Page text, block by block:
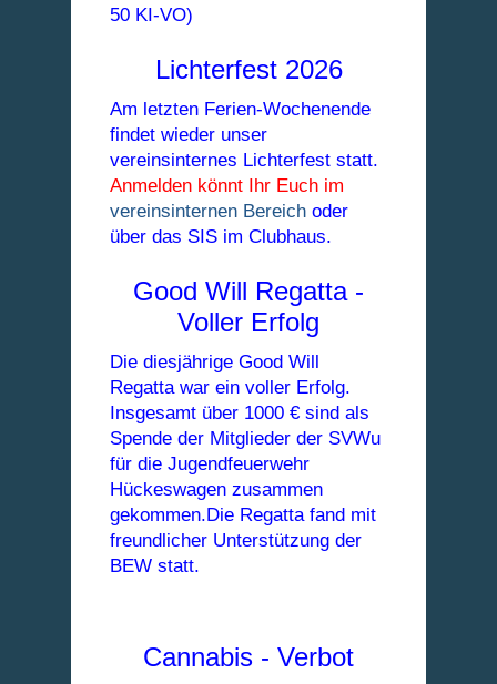
50 KI-VO)
Lichterfest 2026
Am letzten Ferien-Wochenende
findet wieder unser
vereinsinternes Lichterfest statt.
Anmelden könnt Ihr Euch im
vereinsinternen Bereich oder
über das SIS im Clubhaus.
Good Will Regatta -
Voller Erfolg
Die diesjährige Good Will
Regatta war ein voller Erfolg.
Insgesamt über 1000 € sind als
Spende der Mitglieder der SVWu
für die Jugendfeuerwehr
Hückeswagen zusammen
gekommen.Die Regatta fand mit
freundlicher Unterstützung der
BEW statt.
Cannabis - Verbot